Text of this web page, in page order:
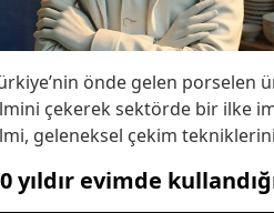
önde gelen porselen
çekerek sektörde bir ilke
geleneksel çekim
yıldır evimde